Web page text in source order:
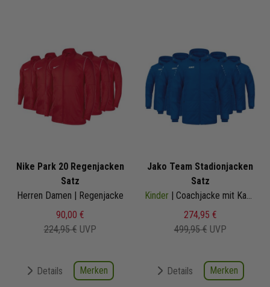
Nike Park 20 Regenjacken
Satz
Herren Damen | Regenjacke
90,00 €
224,95 € UVP
Details Merken
Jako Team Stadionjacken
Satz
Kinder | Coachjacke mit Kapuze
274,95 €
499,95 € UVP
Details Merken